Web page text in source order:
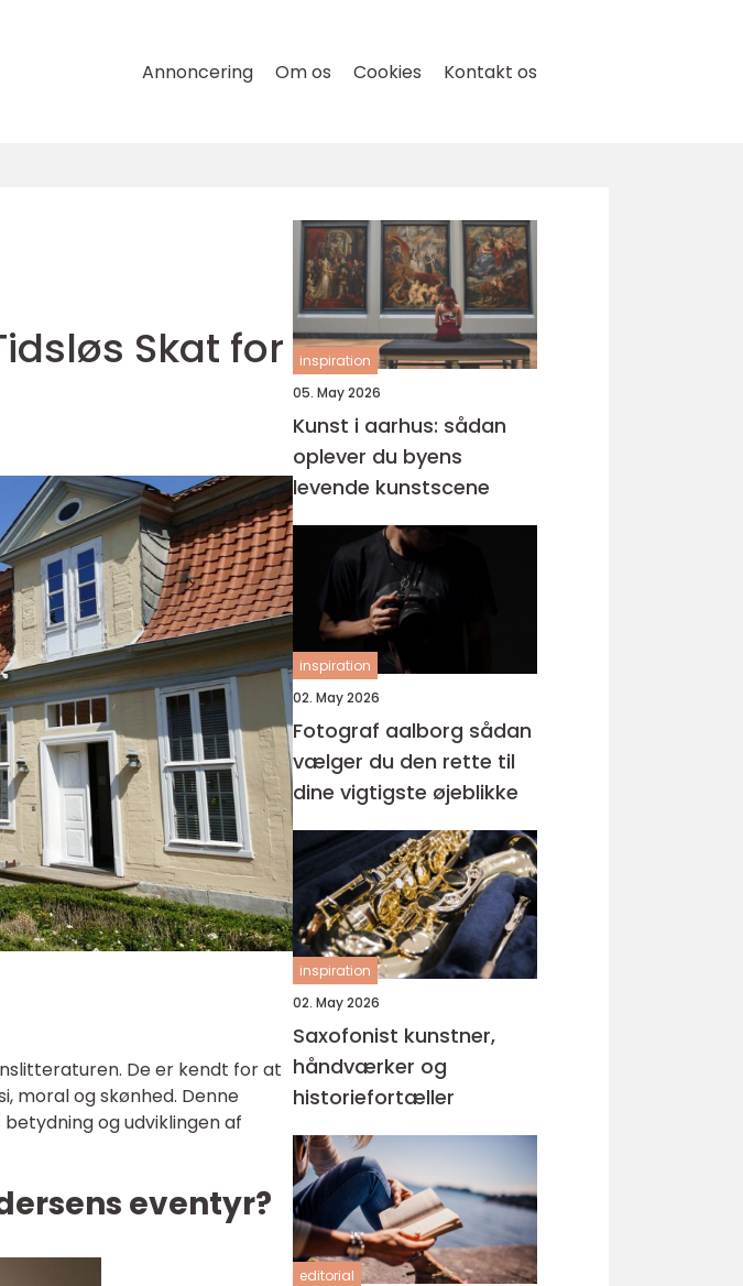
Annoncering Om os Cookies Kontakt os
Skat for
De er kendt for at
moral og skønhed. Denne
og udviklingen af
eventyr?
inspiration
05. May 2026
Kunst i aarhus: sådan
oplever du byens
levende kunstscene
inspiration
02. May 2026
Fotograf aalborg sådan
vælger du den rette til
dine vigtigste øjeblikke
inspiration
02. May 2026
Saxofonist kunstner,
håndværker og
historiefortæller
editorial